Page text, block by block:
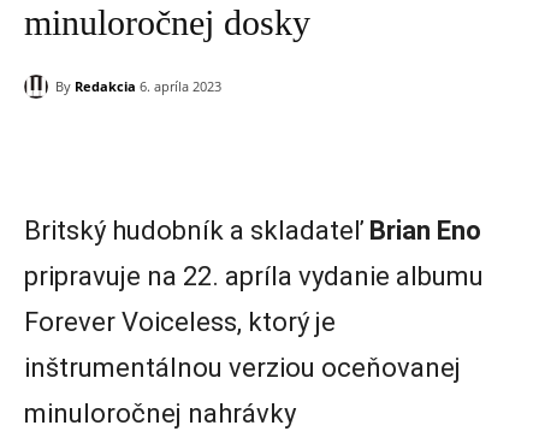
minuloročnej dosky
By Redakcia 6. apríla 2023
Britský hudobník a skladateľ Brian Eno
pripravuje na 22. apríla vydanie albumu
Forever Voiceless, ktorý je
inštrumentálnou verziou oceňovanej
minuloročnej nahrávky